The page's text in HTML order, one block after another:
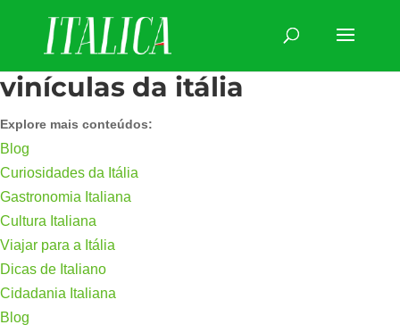
vinículas da itália
Explore mais conteúdos:
Blog
Curiosidades da Itália
Gastronomia Italiana
Cultura Italiana
Viajar para a Itália
Dicas de Italiano
Cidadania Italiana
Blog